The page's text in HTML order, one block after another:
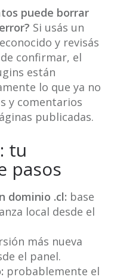
puede borrar
Si usás un
y revisás
confirmar, el
están
lo que ya no
y comentarios
publicadas.
tu
pasos
dominio .cl: base
local desde el
más nueva
el panel.
probablemente el